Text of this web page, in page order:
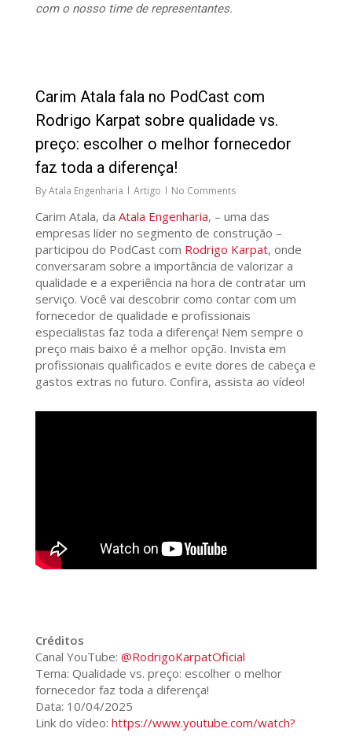
com o nosso time de representantes.
Carim Atala fala no PodCast com
Rodrigo Karpat sobre qualidade vs.
preço: escolher o melhor fornecedor
faz toda a diferença!
ByAtala Engenharia Artigo No Comments
Carim Atala, da Atala Engenharia, – uma das
empresas líder no segmento de construção –
participou do PodCast com Rodrigo Karpat, onde
conversaram sobre a importância de valorizar a
qualidade e a experiência na hora de contratar um
serviço. Você vai descobrir como contar com um
fornecedor de qualidade e profissionais
especialistas faz toda a diferença! Nem sempre o
preço mais baixo é a melhor opção. Invista em
profissionais qualificados e evite dores de cabeça e
gastos extras no futuro. Confira, assista ao vídeo!
Créditos
Canal YouTube: @RodrigoKarpatOficial
Tema: Qualidade vs. preço: escolher o melhor
fornecedor faz toda a diferença!
Data: 10/04/2025
Link do vídeo: https://www.youtube.com/watch?